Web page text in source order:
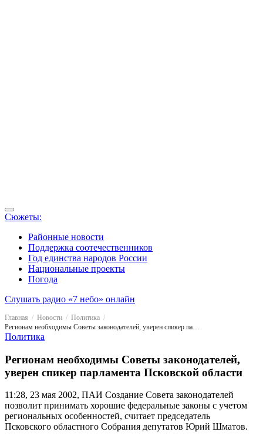
Сюжеты:
Районные новости
Поддержка соотечественников
Год единства народов России
Национальные проекты
Погода
Слушать радио «7 небо» онлайн
Главная Новости
Политика
Регионам необходимы Советы законодателей, уверен спикер парламента Псковской области
Политика
Регионам необходимы Советы законодателей,
уверен спикер парламента Псковской области
11:28, 23 мая 2002, ПАИ Создание Совета законодателей
позволит принимать хорошие федеральные законы с учетом
региональных особенностей, считает председатель
Псковского областного Собрания депутатов Юрий Шматов.